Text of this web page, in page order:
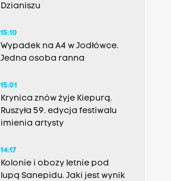
Dzianiszu
15:10
Wypadek na A4 w Jodłówce.
Jedna osoba ranna
15:01
Krynica znów żyje Kiepurą.
Ruszyła 59. edycja festiwalu
imienia artysty
14:17
Kolonie i obozy letnie pod
lupą Sanepidu. Jaki jest wynik